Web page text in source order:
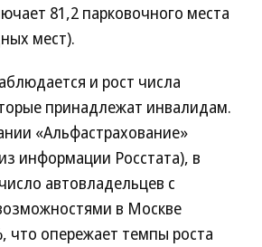
81,2 парковочного места
мест).
и рост числа
принадлежат инвалидам.
«Альфастрахование»
информации Росстата), в
автовладельцев с
в Москве
что опережает темпы роста